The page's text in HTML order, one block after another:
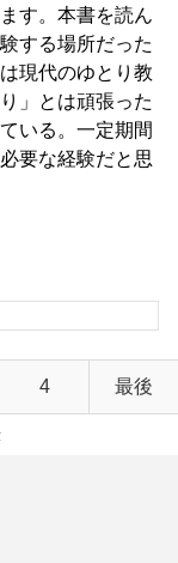
す。本書を読ん
する場所だった
現代のゆとり教
」とは頑張った
いる。一定期間
要な経験だと思
4 最後